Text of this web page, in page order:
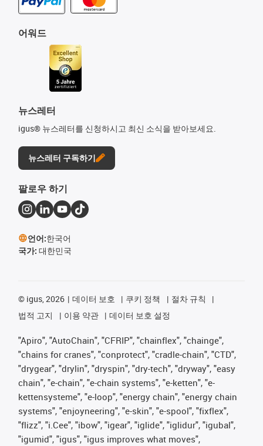
어워드
뉴스레터
igus® 뉴스레터를 신청하시고 최신 소식을 받아보세요.
뉴스레터 구독하기
팔로우 하기
언어:한국어
국가: 대한민국
© igus, 2026 데이터 보호 쿠키 정책
절차 규칙
법적 고지
이용 약관 데이터 보호 설정
"Apiro", "AutoChain", "CFRIP", "chainflex", "chainge",
"chains for cranes", "conprotect", "cradle-chain", "CTD",
"drygear", "drylin", "dryspin", "dry-tech", "dryway", "easy
chain", "e-chain", "e-chain systems", "e-ketten", "e-
kettensysteme", "e-loop", "energy chain", "energy chain
systems", "enjoyneering", "e-skin", "e-spool", "fixflex",
"flizz", "i.Cee", "ibow", "igear", "iglide", "iglidur", "igubal",
"igumid", "igus", "igus improves what moves",